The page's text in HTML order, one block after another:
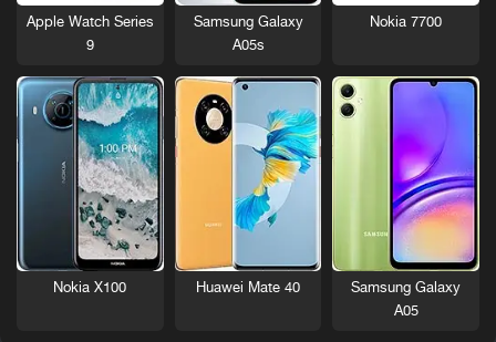
Nokia 7700
Samsung Galaxy
A05s
Apple Watch Series
9
Samsung Galaxy
A05
Huawei Mate 40
Nokia X100